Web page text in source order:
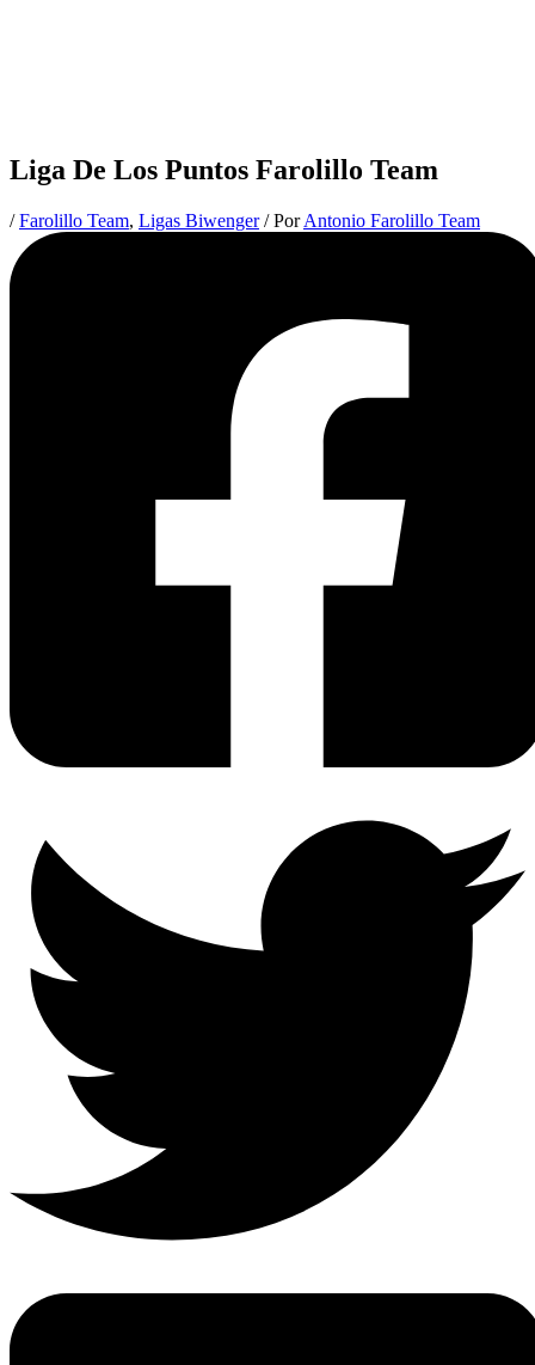
Liga De Los Puntos Farolillo Team
/Farolillo Team, Ligas Biwenger/ PorAntonio Farolillo Team